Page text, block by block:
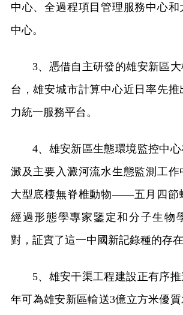
中心、全過程項目管理服務中心和
中心。
3、憑借自主研發的雄安新區
台，雄安城市計算中心近日率先
力統一服務平台。
4、雄安新區生態環境監控中
澱及主要入澱河流水生態監測工
大型底棲無脊椎動物——五月四節
經過形態學專家鑒定和分子生物
對，証實了這一中國新記錄種的存在
5、雄安干渠工程建設正有序
年可為雄安新區輸送3億立方米優